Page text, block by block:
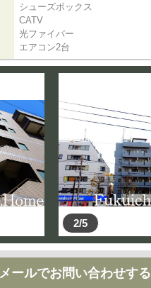
シューズボックス
CATV
光ファイバー
エアコン2台
2/5
メールでお問い合わせする